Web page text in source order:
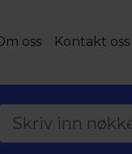
oss Kontakt oss